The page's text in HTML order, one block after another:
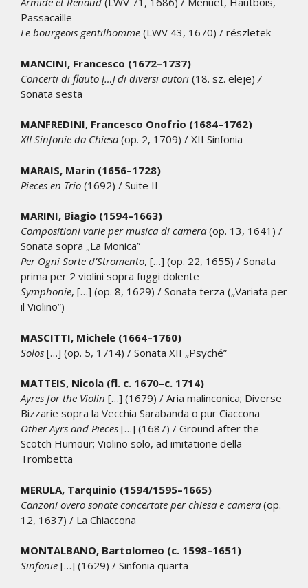
Passacaille
Le bourgeois gentilhomme (LWV 43, 1670) / részletek
MANCINI, Francesco (1672–1737)
Concerti di flauto […] di diversi autori (18. sz. eleje) /
Sonata sesta
MANFREDINI, Francesco Onofrio (1684–1762)
XII Sinfonie da Chiesa (op. 2, 1709) / XII Sinfonia
MARAIS, Marin (1656–1728)
Pieces en Trio (1692) / Suite II
MARINI, Biagio (1594–1663)
Compositioni varie per musica di camera (op. 13, 1641) /
Sonata sopra „La Monica”
Per Ogni Sorte d’Stromento, […] (op. 22, 1655) / Sonata
prima per 2 violini sopra fuggi dolente
Symphonie, […] (op. 8, 1629) / Sonata terza („Variata per
il Violino”)
MASCITTI, Michele (1664–1760)
Solos […] (op. 5, 1714) / Sonata XII „Psyché”
MATTEIS, Nicola (fl. c. 1670–c. 1714)
Ayres for the Violin […] (1679) / Aria malinconica; Diverse
Bizzarie sopra la Vecchia Sarabanda o pur Ciaccona
Other Ayrs and Pieces […] (1687) / Ground after the
Scotch Humour; Violino solo, ad imitatione della
Trombetta
MERULA, Tarquinio (1594/1595–1665)
Canzoni overo sonate concertate per chiesa e camera (op.
12, 1637) / La Chiaccona
MONTALBANO, Bartolomeo (c. 1598–1651)
Sinfonie […] (1629) / Sinfonia quarta